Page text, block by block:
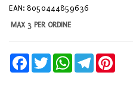
EAN: 8050444859636
MAX 3 PER ORDINE
FacebookTwitter WhatsAppTelegram